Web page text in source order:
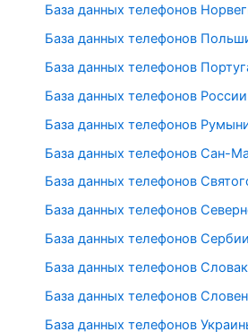
База данных телефонов
База данных телефонов
База данных телефонов
База данных телефонов России
База данных телефонов
База данных телефонов Сан-
База данных телефонов
База данных телефонов
База данных телефонов Сербии
База данных телефонов
База данных телефонов
База данных телефонов